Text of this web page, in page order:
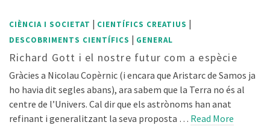
CIÈNCIA I SOCIETAT | CIENTÍFICS CREATIUS |
DESCOBRIMENTS CIENTÍFICS | GENERAL
Richard Gott i el nostre futur com a espècie
Gràcies a Nicolau Copèrnic (i encara que Aristarc de Samos ja
ho havia dit segles abans), ara sabem que la Terra no és al
centre de l’Univers. Cal dir que els astrònoms han anat
refinant i generalitzant la seva proposta … Read More